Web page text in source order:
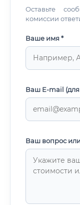
Оставьте
комиссии
Ваше имя *
Ваш E-mail (для
Ваш вопрос